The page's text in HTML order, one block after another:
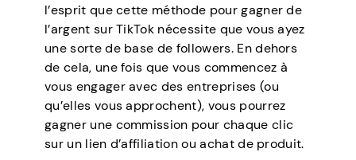
l’esprit que cette méthode pour gagner de
l’argent sur TikTok nécessite que vous ayez
une sorte de base de followers. En dehors
de cela, une fois que vous commencez à
vous engager avec des entreprises (ou
qu’elles vous approchent), vous pourrez
gagner une commission pour chaque clic
sur un lien d’affiliation ou achat de produit.